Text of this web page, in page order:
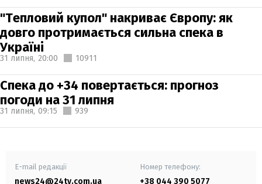
"Тепловий купол" накриває Європу: як
довго протримається сильна спека в
Україні
31 липня, 20:00 10911
Спека до +34 повертається: прогноз
погоди на 31 липня
31 липня, 09:15 939
E-mail редакції
news24@24tv.com.ua
Номер телефону:
+38 044 390 5077